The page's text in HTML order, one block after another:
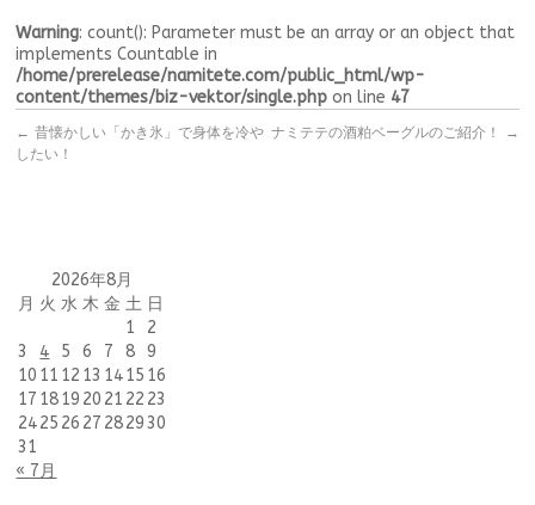
Warning: count(): Parameter must be an array or an object that
implements Countable in
/home/prerelease/namitete.com/public_html/wp-
content/themes/biz-vektor/single.php on line 47
← 昔懐かしい「かき氷」で身体を冷や
したい！
ナミテテの酒粕ベーグルのご紹介！ →
2026年8月
月 火 水 木 金 土 日
1
2
3
4 5 6 7 8
9
10 11 12 13 1415 16
17 1819 20 21 22 23
2425 26 27 2829 30
31
« 7月